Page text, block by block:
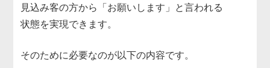
見込み客の方から「お願いします」と言われる
状態を実現できます。
そのために必要なのが以下の内容です。